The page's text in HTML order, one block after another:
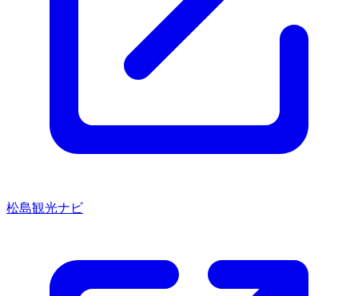
松島観光ナビ